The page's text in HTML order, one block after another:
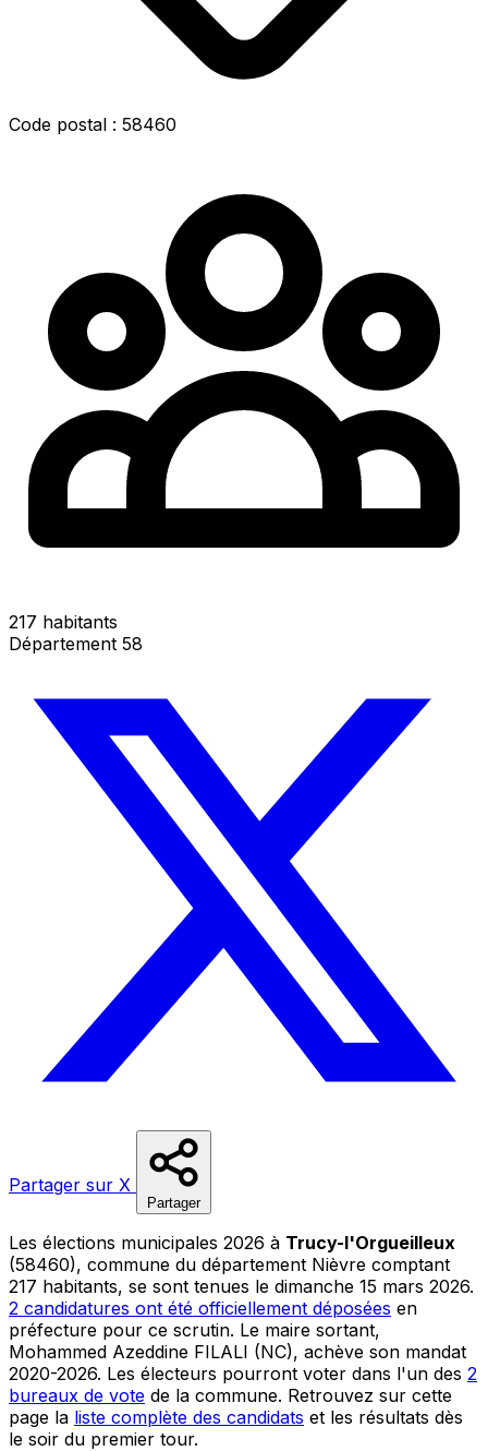
Code postal : 58460
217 habitants
Département 58
Partager sur X
Partager
Les élections municipales 2026 à Trucy-l'Orgueilleux
(58460), commune du département Nièvre comptant
217 habitants, se sont tenues le dimanche 15 mars 2026.
2 candidatures ont été officiellement déposées en
préfecture pour ce scrutin. Le maire sortant,
Mohammed Azeddine FILALI (NC), achève son mandat
2020-2026. Les électeurs pourront voter dans l'un des 2
bureaux de vote de la commune. Retrouvez sur cette
page la liste complète des candidats et les résultats dès
le soir du premier tour.